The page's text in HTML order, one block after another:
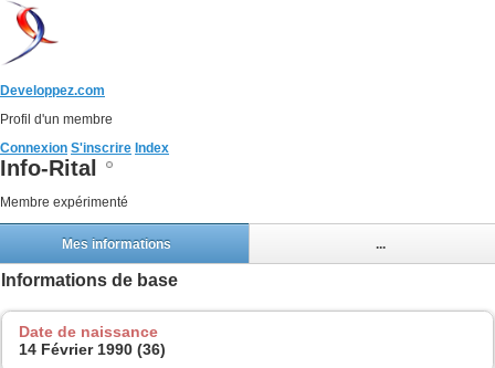
Developpez.com
Profil d'un membre
Connexion S'inscrire Index
Info-Rital
Membre expérimenté
Mes informations ...
Informations de base
Date de naissance
14 Février 1990 (36)